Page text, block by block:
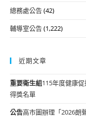
總務處公告(42)
輔導室公告(1,222)
近期文章
重要衛生組115年度健康
得獎名單
公告高市圖辦理「2026朗